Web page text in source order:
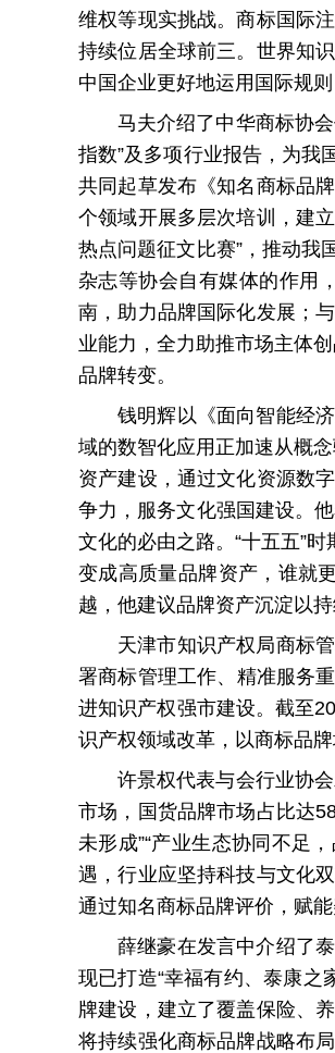
维权等现实挑战。商标国际
持续位居全球前三。世界知
中国企业更好地运用国际规
马夫介绍了中华商标协
指数”及多项行业报告，为我
共同起草发布《知名商标品
个领域开展多层次培训，建
热点问题征文比赛”，推动我
杂志等协会自有媒体的作用
南，助力品牌国际化发展；
业能力，全力助推市场主体
品牌转变。
钱明辉以《面向智能经
域的数智化应用正加速从概
资产建设，通过文化资源数
争力，服务文化强国建设。
文化的必由之路。“十五五”
变成高质量品牌资产，谁就
越，他建议品牌资产沉淀以
天津市知识产权局商标
署商标管理工作、精准服务
进知识产权强市建设。截至
识产权领域改革，以商标品
许景权代表与会行业协
市场，国货品牌市场占比达
未形成”“产业生态协同不足
遇，行业应坚持科技与文化
通过知名商标品牌评价，赋
薛继豪在发言中介绍了
现已打造“幸福有约、泰康之
牌建设，建立了覆盖保险、
将持续强化商标品牌战略布